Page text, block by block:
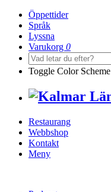
Öppettider
Språk
Lyssna
Varukorg 0
Toggle Color Scheme
Restaurang
Webbshop
Kontakt
Meny